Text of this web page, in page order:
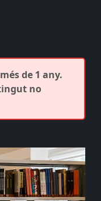
de 1 any.
no